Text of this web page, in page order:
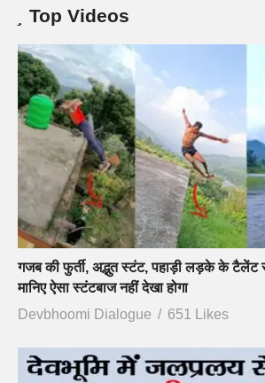
Top Videos
गजब की फुर्ती, अद्भुत स्टंट, पहाड़ी लड़के के टैलेंट
मानिए ऐसा स्टंटबाज नहीं देखा होगा
Devbhoomi Dialogue
651 Likes